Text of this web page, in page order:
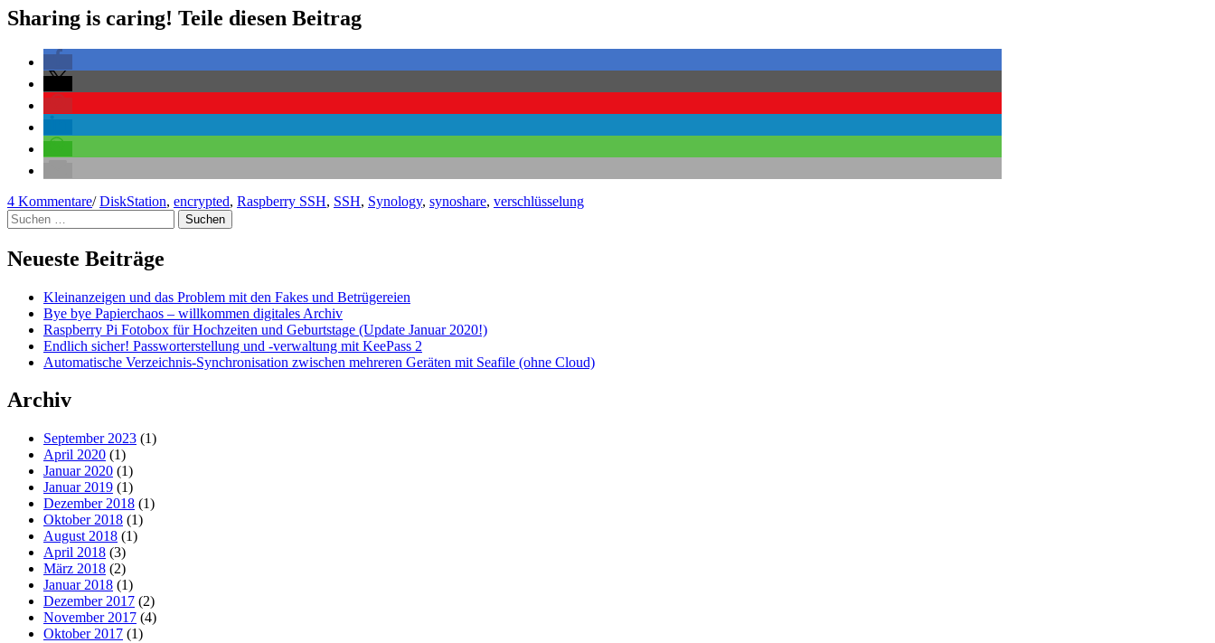
–
Verschlüsseltes
erstellen
SSH
mounten“
Sharing is caring! Teile diesen Beitrag
4 Kommentarezu
DiskStation
–
Verschlüsseltes
erstellen
und
per
SSH
mounten
/ DiskStation, encrypted, Raspberry SSH, SSH, Synology, synoshare, verschlüsselung
Suchen
nach:
Neueste Beiträge
Kleinanzeigen und das Problem mit den Fakes und Betrügereien
Bye bye Papierchaos – willkommen digitales Archiv
Raspberry Pi Fotobox für Hochzeiten und Geburtstage (Update Januar 2020!)
Endlich sicher! Passworterstellung und -verwaltung mit KeePass 2
Automatische Verzeichnis-Synchronisation zwischen mehreren Geräten mit Seafile (ohne Cloud)
Archiv
September 2023 (1)
April 2020 (1)
Januar 2020 (1)
Januar 2019 (1)
Dezember 2018 (1)
Oktober 2018 (1)
August 2018 (1)
April 2018 (3)
März 2018 (2)
Januar 2018 (1)
Dezember 2017 (2)
November 2017 (4)
Oktober 2017 (1)